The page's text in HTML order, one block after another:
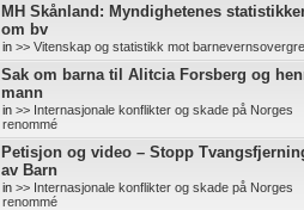
MH Skånland: Myndighetenes
om bv
in >> Vitenskap og statistikk mot
Sak om barna til Alitcia Forsberg og
mann
in >> Internasjonale konflikter og skade på Norges
renommé
Petisjon og video – Stopp
av Barn
in >> Internasjonale konflikter og skade på Norges
renommé